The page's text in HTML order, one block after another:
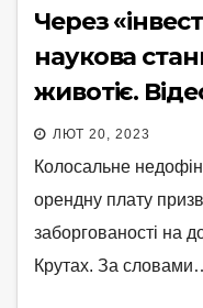
Через
наукова
животіє.
ЛЮТ 20, 2023
Колосальне
орендну плату
заборгованості на
Крутах. За